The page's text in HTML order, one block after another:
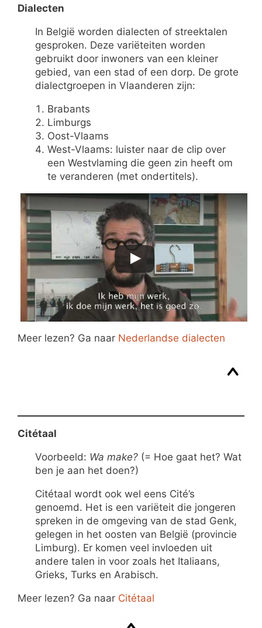
Dialecten
In België worden dialecten of streektalen
gesproken. Deze variëteiten worden
gebruikt door inwoners van een kleiner
gebied, van een stad of een dorp. De grote
dialectgroepen in Vlaanderen zijn:
Brabants
Limburgs
Oost-Vlaams
West-Vlaams: luister naar de clip over
een Westvlaming die geen zin heeft om
te veranderen (met ondertitels).
Meer lezen? Ga naar Nederlandse dialecten
Citétaal
Voorbeeld: Wa make? (= Hoe gaat het? Wat
ben je aan het doen?)
Citétaal wordt ook wel eens Cité’s
genoemd. Het is een variëteit die jongeren
spreken in de omgeving van de stad Genk,
gelegen in het oosten van België (provincie
Limburg). Er komen veel invloeden uit
andere talen in voor zoals het Italiaans,
Grieks, Turks en Arabisch.
Meer lezen? Ga naar Citétaal